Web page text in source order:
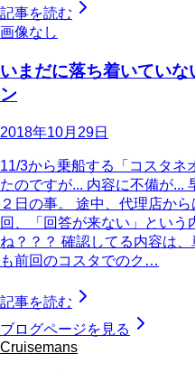
記事を読む
画像なし
いまだに落ち着いてい
ン
2018年10月29日
11/3から乗船する「コスタネ
たのですが... 内容に不備が...
２日の事。 途中、代理店か
回、「回答が来ない」とい
ね？？？ 確認してる内容は
も前回のコスタでのク…
記事を読む
ブログページを見る
Cruisemans